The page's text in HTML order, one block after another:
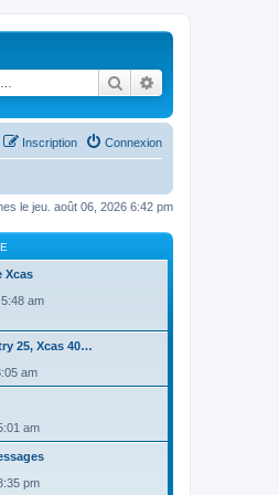
Rechercher
Connexion
Inscription
le jeu. août 06, 2026 6:42 pm
Xcas
am
25, Xcas 40…
am
am
pm